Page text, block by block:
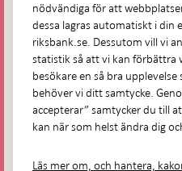
Hitta direkt
Frågor och svar-
Öppnas
i
ny
flik
Till Riksbankens webbarkiv
Presskontakt
Integritetspolicy
nödvändiga för att
dessa lagras automatiskt i din
riksbank.se. Dessutom vill vi
statistik så att vi kan förbättra
besökare en så bra
behöver vi ditt samtycke.
accepterar” samtycker du till
kan när som helst ändra dig
Läs mer om, och hantera,